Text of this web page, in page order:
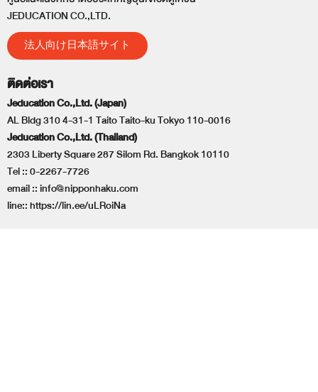
JEDUCATION CO.,LTD.
法人向け日本語サイト
ติดต่อเรา
Jeducation Co.,Ltd. (Japan)
AL Bldg 310 4-31-1 Taito Taito-ku Tokyo 110-0016
Jeducation Co.,Ltd. (Thailand)
2303 Liberty Square 287 Silom Rd. Bangkok 10110
Tel ::0-2267-7726
email ::info@nipponhaku.com
line::https://lin.ee/uLRoiNa